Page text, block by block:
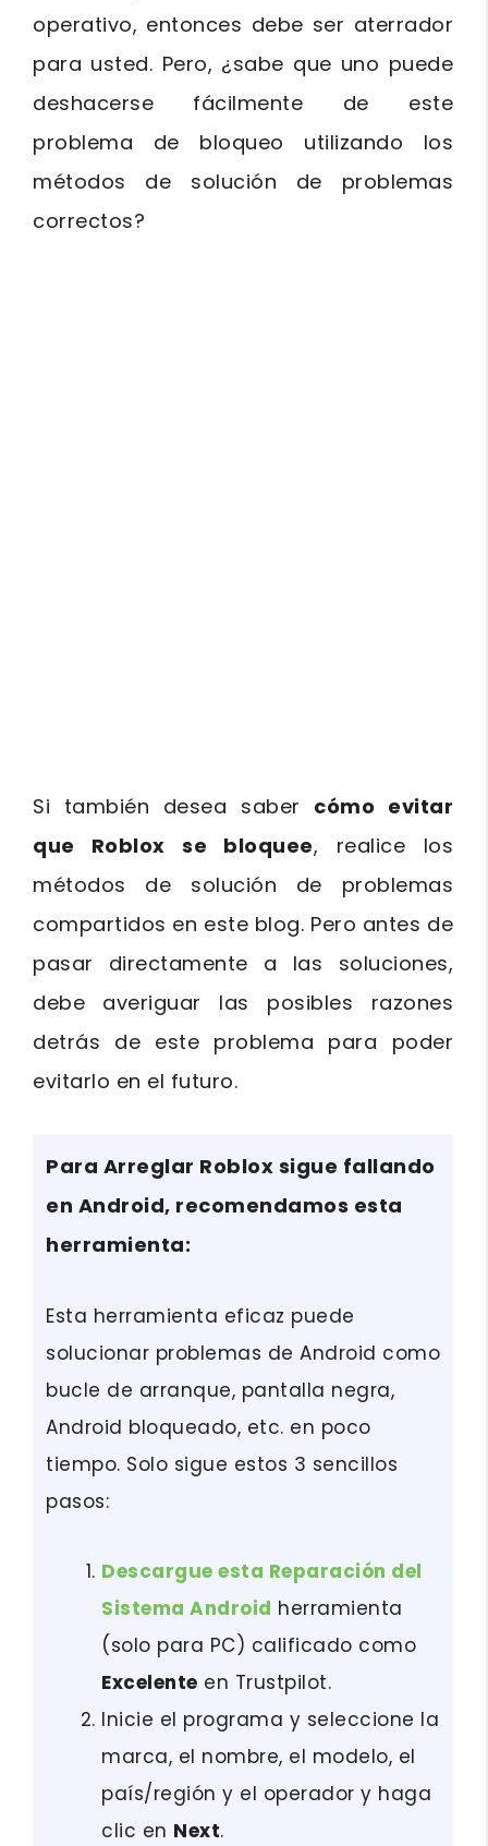
operativo, entonces debe ser aterrador
para usted. Pero, ¿sabe que uno puede
deshacerse fácilmente de este
problema de bloqueo utilizando los
métodos de solución de problemas
correctos?
Si también desea saber cómo evitar
que Roblox se bloquee, realice los
métodos de solución de problemas
compartidos en este blog. Pero antes de
pasar directamente a las soluciones,
debe averiguar las posibles razones
detrás de este problema para poder
evitarlo en el futuro.
Para Arreglar Roblox sigue fallando
en Android, recomendamos esta
herramienta:
Esta herramienta eficaz puede
solucionar problemas de Android como
bucle de arranque, pantalla negra,
Android bloqueado, etc. en poco
tiempo. Solo sigue estos 3 sencillos
pasos:
Descargue esta Reparación del
Sistema Android herramienta
(solo para PC) calificado como
Excelente en Trustpilot.
Inicie el programa y seleccione la
marca, el nombre, el modelo, el
país/región y el operador y haga
clic en Next.